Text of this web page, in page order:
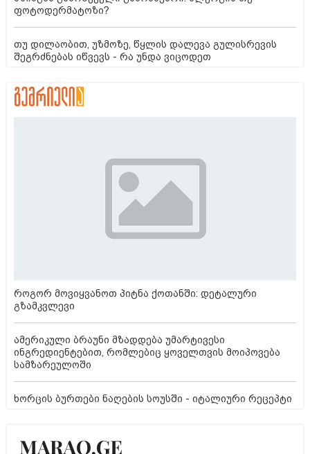
ფოტოდერმატოზი?
თუ დილაობით, უზმოზე, წყლის დალევა გულისრევის
შეგრძნებას იწვევს - რა უნდა ვიცოდეთ
როგორ მოვიყვანოთ პიტნა ქოთანში: დეტალური
გზამკვლევი
ამერიკული ბრაუნი მზადდება უმარტივესი
ინგრედიენტებით, რომლებიც ყოველთვის მოიპოვება
სამზარეულოში
ხორცის ბურთები ნაღების სოუსში - იტალიური რეცეპტი